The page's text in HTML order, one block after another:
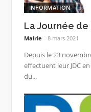
INFORMATION
La Journée de
Mairie 8 mars 2021
Depuis le 23
effectuent leur JDC
du...